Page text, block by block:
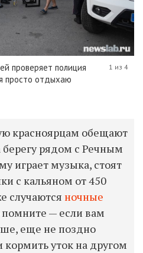
проверяет полиция
просто отдыхаю
1 из 4
красноярцам обещают
рядом с Речным
играет музыка, стоят
с кальяном от 450
случаются ночные
помните — если вам
еще не поздно
кормить уток на другом